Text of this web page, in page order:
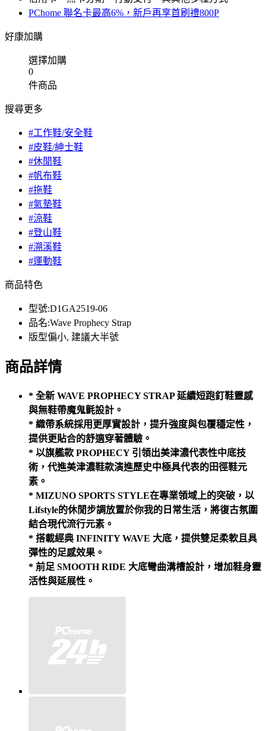
PChome 聯名卡最高6%，新戶再享首刷禮800P
好康加購
選擇加購
0
件商品
搜尋更多
#工作鞋/安全鞋
#皮鞋/紳士鞋
#休閒鞋
#帆布鞋
#拖鞋
#氣墊鞋
#涼鞋
#登山鞋
#溯溪鞋
#運動鞋
商品特色
型號:D1GA2519-06
品名:Wave Prophecy Strap
版型偏小, 建議大半號
商品詳情
* 全新 WAVE PROPHECY STRAP 延續短跑釘鞋靈感
與無鞋帶魔鬼氈設計。
* 織帶系統採用更厚實設計，提升強度與包覆穩定性，
提供更貼合的舒適穿著體驗。
* 以旗艦款 PROPHECY 引領出美津濃代表性中底技
術，代進美津濃鞋款演進歷史中極具代表的田徑鞋元
素。
* MIZUNO SPORTS STYLE在專業領域上的突破，以
Lifstyle的休閒步調放置於你我的日常生活，將復古氛圍
結合現代流行元素。
* 搭載經典 INFINITY WAVE 大底，提供雙足柔軟且具
彈性的足感效果。
* 前足 SMOOTH RIDE 大底彎曲溝槽設計，增加鞋身靈
活性與延展性。